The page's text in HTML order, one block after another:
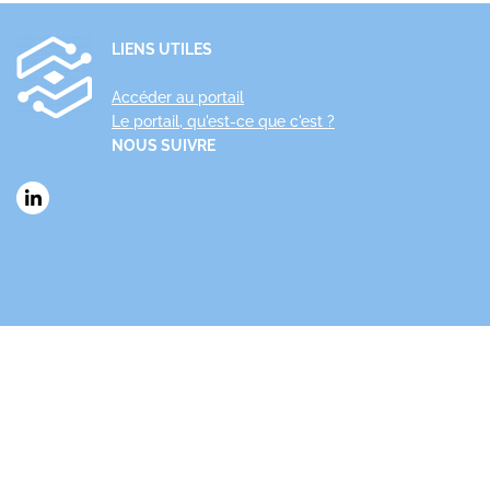
LIENS UTILES
Accéder au portail
Le portail, qu'est-ce que c'est ?
NOUS SUIVRE